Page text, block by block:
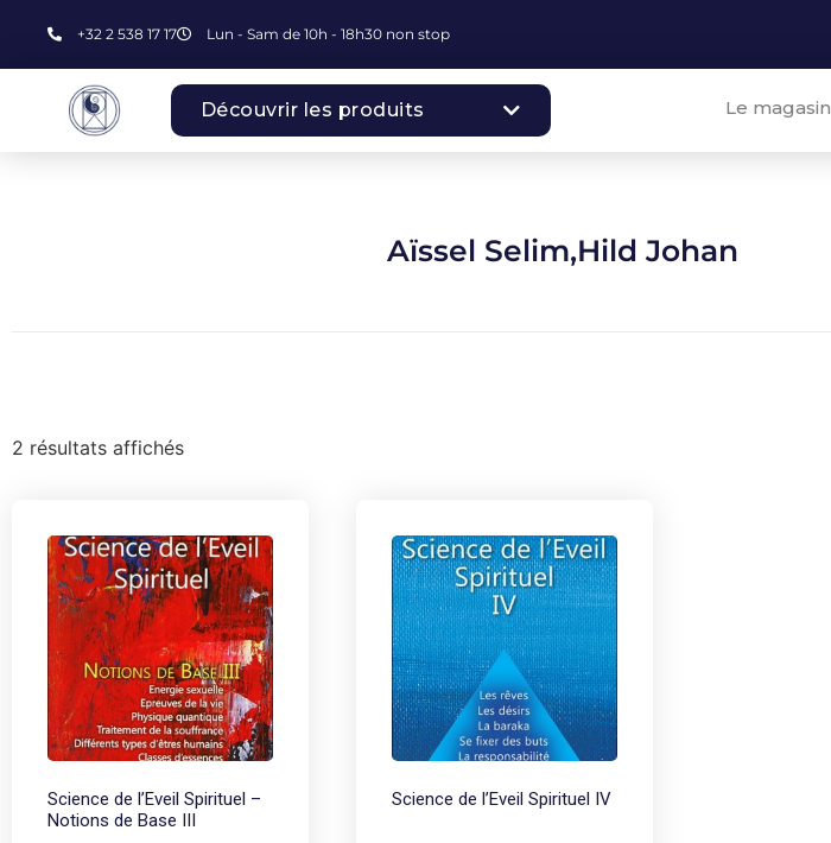
+32 2 538 17 17 Lun - Sam de 10h - 18h30 non stop
Découvrir les produits Le magasin
Aïssel Selim,Hild Johan
2 résultats affichés
Science de l’Eveil Spirituel –
Notions de Base III
Science de l’Eveil Spirituel IV